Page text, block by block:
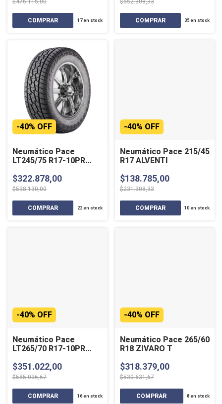
17en stock 35 en stock
Neumático Pace
LT245/75 R17-10PR
-40% OFF
$322.878,00
$538.130,00
22en stock
Neumático Pace 215/45
R17 ALVENTI
-40% OFF
$138.785,00
$231.308,33
10 en stock
Neumático Pace
LT265/70 R17-10PR
-40% OFF
$351.022,00
$585.036,67
16en stock
Neumático Pace 265/60
R18 ZIVARO T
-40% OFF
$318.379,00
$530.631,67
8 en stock